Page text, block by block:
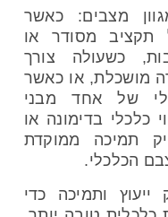
מצבים: כאשר
תקציב מסודר או
כשעולה צורך
מושכלת, או כאשר
של אחד מבני
כלכלי בדימונה או
תמיכה ממוקדת
הכלכלי.
ייעוץ ותמיכה כדי